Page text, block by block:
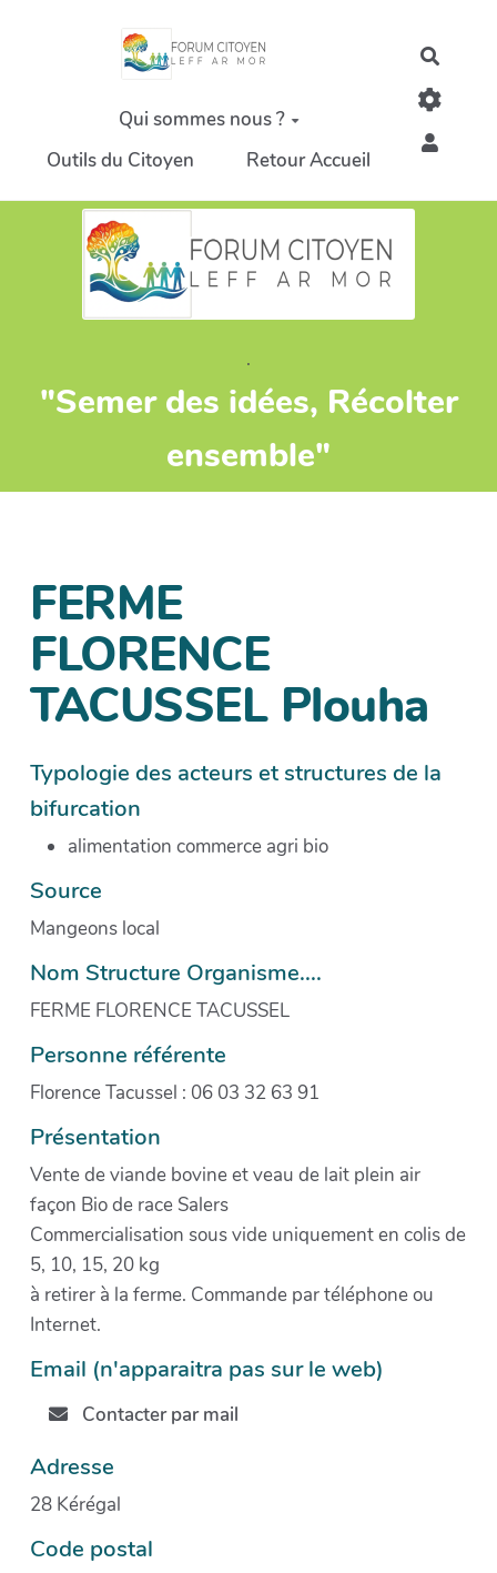
Aller au contenu principal
Qui sommes nous ?
Outils du Citoyen
Retour Accueil
.
"Semer des idées, Récolter
ensemble"
FERME
FLORENCE
TACUSSEL Plouha
Typologie des acteurs et structures de la
bifurcation
alimentation commerce agri bio
Source
Mangeons local
Nom Structure Organisme....
FERME FLORENCE TACUSSEL
Personne référente
Florence Tacussel : 06 03 32 63 91
Présentation
Vente de viande bovine et veau de lait plein air
façon Bio de race Salers
Commercialisation sous vide uniquement en colis de
5, 10, 15, 20 kg
à retirer à la ferme. Commande par téléphone ou
Internet.
Email (n'apparaitra pas sur le web)
Contacter par mail
Adresse
28 Kérégal
Code postal